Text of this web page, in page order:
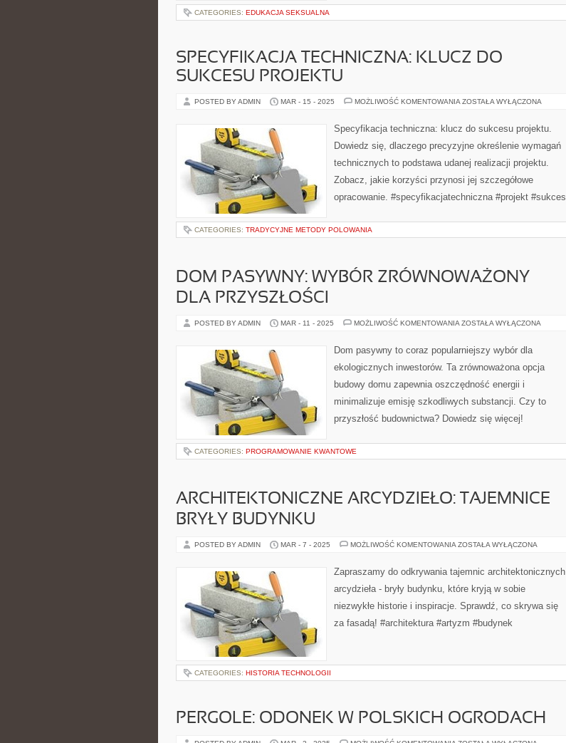
CATEGORIES: EDUKACJA SEKSUALNA
SPECYFIKACJA TECHNICZNA: KLUCZ DO
SUKCESU PROJEKTU
POSTED BY ADMIN MAR - 15 - 2025 MOŻLIWOŚĆ KOMENTOWANIA SPECYFIKACJA
DO
SUKCESU
ZOSTAŁA WYŁĄCZONA
Specyfikacja techniczna: klucz do sukcesu projektu.
Dowiedz się, dlaczego precyzyjne określenie wymagań
technicznych to podstawa udanej realizacji projektu.
Zobacz, jakie korzyści przynosi jej szczegółowe
opracowanie. #specyfikacjatechniczna #projekt #sukces
CATEGORIES: TRADYCYJNE METODY POLOWANIA
DOM PASYWNY: WYBÓR ZRÓWNOWAŻONY
DLA PRZYSZŁOŚCI
POSTED BY ADMIN MAR - 11 - 2025 MOŻLIWOŚĆ KOMENTOWANIA DOM
ZRÓWNOWAŻONY
DLA
ZOSTAŁA WYŁĄCZONA
Dom pasywny to coraz popularniejszy wybór dla
ekologicznych inwestorów. Ta zrównoważona opcja
budowy domu zapewnia oszczędność energii i
minimalizuje emisję szkodliwych substancji. Czy to
przyszłość budownictwa? Dowiedz się więcej!
CATEGORIES: PROGRAMOWANIE KWANTOWE
ARCHITEKTONICZNE ARCYDZIEŁO: TAJEMNICE
BRYŁY BUDYNKU
POSTED BY ADMIN MAR - 7 - 2025 MOŻLIWOŚĆ KOMENTOWANIA ARCHITEKTONICZNE
BRYŁY
BUDYNKU
ZOSTAŁA WYŁĄCZONA
Zapraszamy do odkrywania tajemnic architektonicznych
arcydzieła - bryły budynku, które kryją w sobie
niezwykłe historie i inspiracje. Sprawdź, co skrywa się
za fasadą! #architektura #artyzm #budynek
CATEGORIES: HISTORIA TECHNOLOGII
PERGOLE: ODONEK W POLSKICH OGRODACH